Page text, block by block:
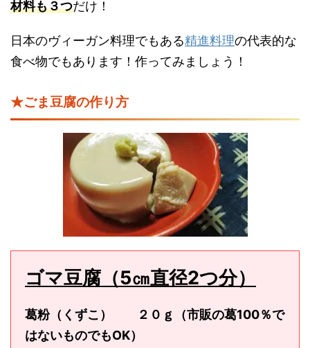
材料も３つだけ！
日本のヴィーガン料理でもある精進料理の代表的な
食べ物でもあります！作ってみましょう！
★ごま豆腐の作り方
ゴマ豆腐（5㎝直径2つ分）
葛粉（くずこ） ２０ｇ（市販の葛100％で
はないものでもOK）